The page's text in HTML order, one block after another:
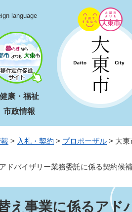
language
健康・福祉
市政情報
> 入札・契約 > プロポーザル > 大
ドバイザリー業務委託に係る契約候
え事業に係るアド